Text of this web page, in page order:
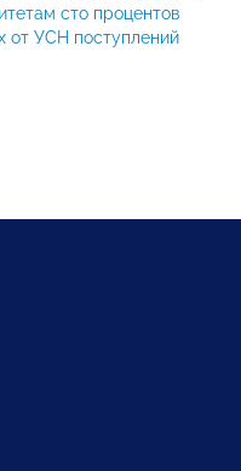
сто процентов
от УСН поступлений